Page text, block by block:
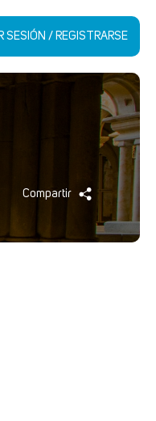
SESIÓN / REGISTRARSE
Compartir